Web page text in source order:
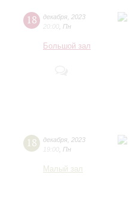
18 декабря 2023
20:00 Пн
Большой зал
18 декабря 2023
19:00 Пн
Малый зал